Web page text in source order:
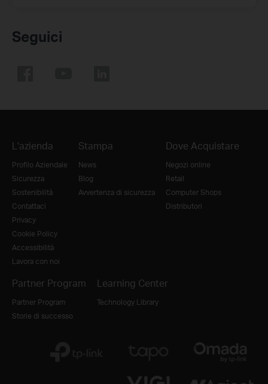
Seguici
L'azienda
Profilo Aziendale
Sicurezza
Sostenibilità
Contattaci
Privacy
Cookie Policy
Accessibilità
Lavora con noi
Stampa
News
Blog
Avvertenza di sicurezza
Dove Acquistare
Negozi online
Retail
Computer Shops
Distributori
Partner Program
Partner Program
Storie di successo
Learning Center
Technology Library